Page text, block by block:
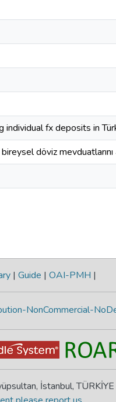
individual fx deposits in
döviz
| Guide | OAI-PMH |
NonCommercial-
İstanbul, TÜRKİYE